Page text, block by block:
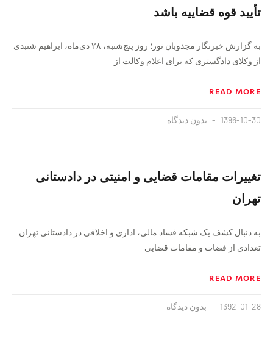
تأیید قوه قضاییه باشد
به گزارش خبرنگار مجذوبان نور؛ روز پنج‌شنبه، ۲۸ دی‌ماه، ابراهیم شنبدی
از وکلای دادگستری که برای اعلام وکالت از
READ MORE
1396-10-30 بدون دیدگاه
تغییرات مقامات قضایی و امنیتی در دادستانی
تهران
به دنبال کشف یک شبکه فساد مالی، اداری و اخلاقی در دادستانی تهران
تعدادی از قضات و مقامات قضایی
READ MORE
1392-01-28 بدون دیدگاه